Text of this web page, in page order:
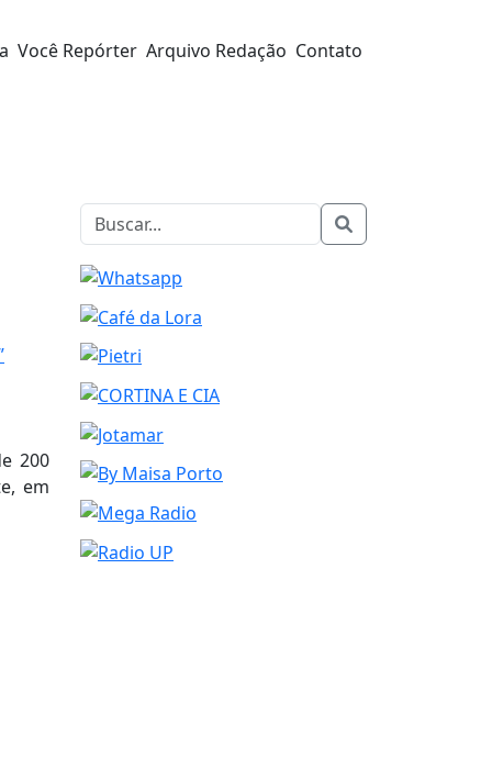
Você Repórter Arquivo Redação Contato
200
em